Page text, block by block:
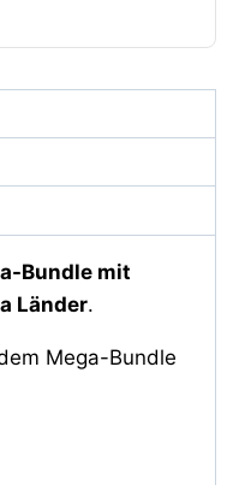
Bundle mit
Länder.
Mega-Bundle